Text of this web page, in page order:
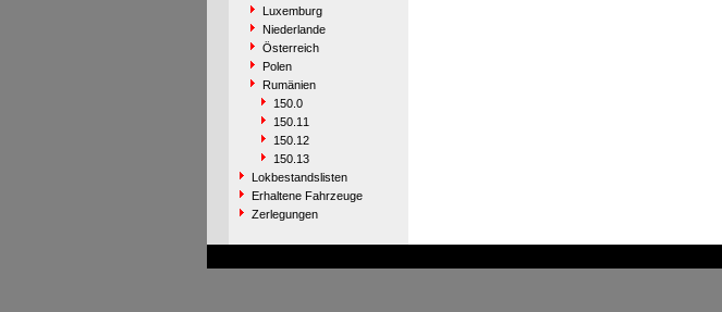
Luxemburg
Niederlande
Österreich
Polen
Rumänien
150.0
150.11
150.12
150.13
Lokbestandslisten
Erhaltene Fahrzeuge
Zerlegungen